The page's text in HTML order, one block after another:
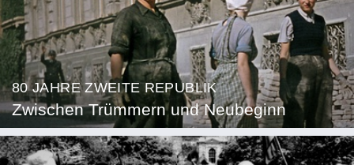
80 JAHRE ZWEITE REPUBLIK
Zwischen Trümmern und Neubeginn